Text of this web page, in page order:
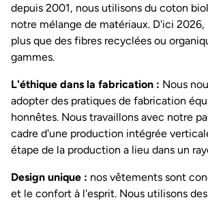
depuis 2001, nous utilisons du coton
notre mélange de matériaux. D'ici
plus que des fibres recyclées ou
gammes.
L'éthique dans la fabrication : Nous
adopter des pratiques de fabrication
honnêtes. Nous travaillons avec notre
cadre d'une production intégrée
étape de la production a lieu dans un
Design unique : nos vêtements sont
et le confort à l'esprit. Nous utilisons